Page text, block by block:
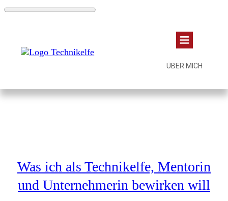
ÜBER MICH
Was ich als Technikelfe, Mentorin
und Unternehmerin bewirken will